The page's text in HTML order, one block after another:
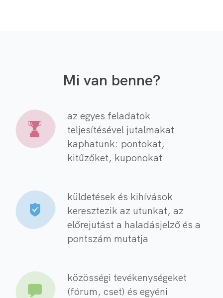
Mi van benne?
az egyes feladatok
teljesítésével jutalmakat
kaphatunk: pontokat,
kitűzőket, kuponokat
küldetések és kihívások
keresztezik az utunkat, az
előrejutást a haladásjelző és a
pontszám mutatja
közösségi tevékenységeket
(fórum, cset) és egyéni